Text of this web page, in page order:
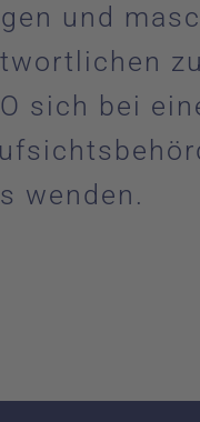
und
sich bei
wenden.